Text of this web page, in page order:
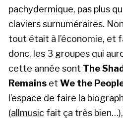
pachydermique, pas plus
claviers surnuméraires.
tout était à l’économie, et
donc, les 3 groupes qui
cette année sont The
Remains et We the
l’espace de faire la
(allmusic fait ça très